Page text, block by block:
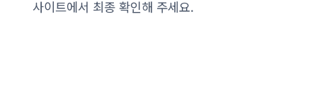
사이트에서 최종 확인해 주세요.